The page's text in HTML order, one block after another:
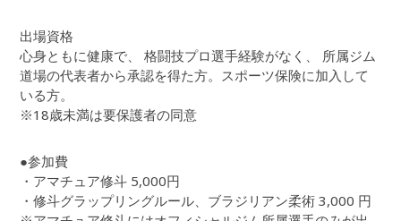
出場資格
心身ともに健康で、 格闘技プロ選手経験がなく、 所属ジム
道場の代表者から承認を得た方。スポーツ保険に加入して
いる方。
※18歳未満は要保護者の同意
●参加費
・アマチュア修斗 5,000円
・修斗グラップリングルール、ブラジリアン柔術 3,000 円